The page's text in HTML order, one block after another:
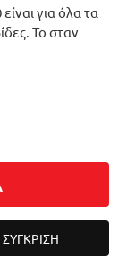
για όλα τα
Το σταν
ΣΎΓΚΡΙΣΗ